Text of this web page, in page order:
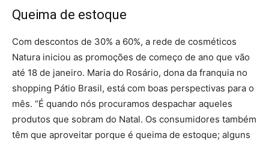
Queima de estoque
Com descontos de 30% a 60%, a rede de cosméticos
Natura iniciou as promoções de começo de ano que vão
até 18 de janeiro. Maria do Rosário, dona da franquia no
shopping Pátio Brasil, está com boas perspectivas para o
mês. “É quando nós procuramos despachar aqueles
produtos que sobram do Natal. Os consumidores também
têm que aproveitar porque é queima de estoque; alguns